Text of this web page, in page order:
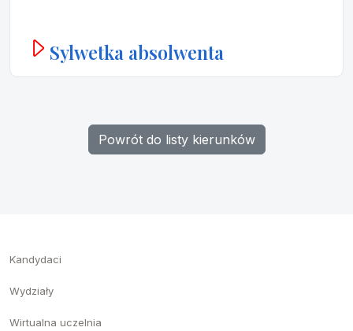
Sylwetka absolwenta
Powrót do listy kierunków
Kandydaci
Wydziały
Wirtualna uczelnia